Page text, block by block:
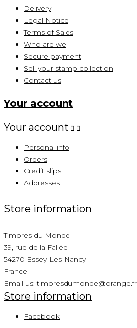
Delivery
Legal Notice
Terms of Sales
Who are we
Secure payment
Sell ​​your stamp collection
Contact us
Your account
Your account  
Personal info
Orders
Credit slips
Addresses
Store information
Timbres du Monde
39, rue de la Fallée
54270 Essey-Les-Nancy
France
Email us:timbresdumonde@orange.fr
Store information
Facebook